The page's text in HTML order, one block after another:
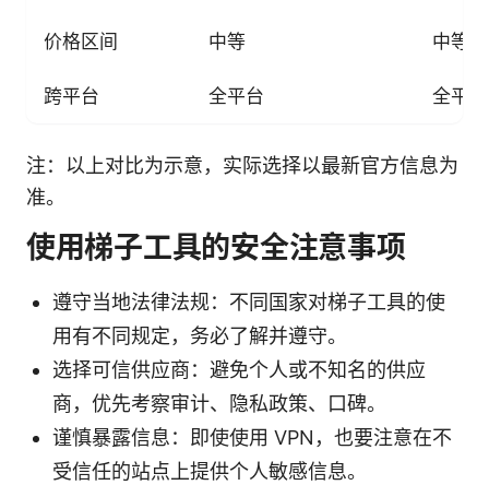
价格区间 中等 中等
跨平台 全平台 全平台
注：以上对比为示意，实际选择以最新官方信息为
准。
使用梯子工具的安全注意事项
遵守当地法律法规：不同国家对梯子工具的使
用有不同规定，务必了解并遵守。
选择可信供应商：避免个人或不知名的供应
商，优先考察审计、隐私政策、口碑。
谨慎暴露信息：即使使用 VPN，也要注意在不
受信任的站点上提供个人敏感信息。